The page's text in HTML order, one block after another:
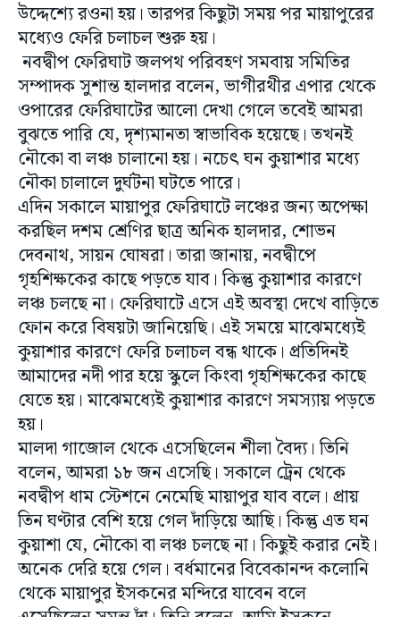
উদ্দেশ্যে রওনা হয়। তারপর কিছুটা সময় পর মায়াপুরের
মধ্যেও ফেরি চলাচল শুরু হয়।
নবদ্বীপ ফেরিঘাট জলপথ পরিবহণ সমবায় সমিতির
সম্পাদক সুশান্ত হালদার বলেন, ভাগীরথীর এপার থেকে
ওপারের ফেরিঘাটের আলো দেখা গেলে তবেই আমরা
বুঝতে পারি যে, দৃশ্যমানতা স্বাভাবিক হয়েছে। তখনই
নৌকো বা লঞ্চ চালানো হয়। নচেৎ ঘন কুয়াশার মধ্যে
নৌকা চালালে দুর্ঘটনা ঘটতে পারে।
এদিন সকালে মায়াপুর ফেরিঘাটে লঞ্চের জন্য অপেক্ষা
করছিল দশম শ্রেণির ছাত্র অনিক হালদার, শোভন
দেবনাথ, সায়ন ঘোষরা। তারা জানায়, নবদ্বীপে
গৃহশিক্ষকের কাছে পড়তে যাব। কিন্তু কুয়াশার কারণে
লঞ্চ চলছে না। ফেরিঘাটে এসে এই অবস্থা দেখে বাড়িতে
ফোন করে বিষয়টা জানিয়েছি। এই সময়ে মাঝেমধ্যেই
কুয়াশার কারণে ফেরি চলাচল বন্ধ থাকে। প্রতিদিনই
আমাদের নদী পার হয়ে স্কুলে কিংবা গৃহশিক্ষকের কাছে
যেতে হয়। মাঝেমধ্যেই কুয়াশার কারণে সমস্যায় পড়তে
হয়।
মালদা গাজোল থেকে এসেছিলেন শীলা বৈদ্য। তিনি
বলেন, আমরা ১৮ জন এসেছি। সকালে ট্রেন থেকে
নবদ্বীপ ধাম স্টেশনে নেমেছি মায়াপুর যাব বলে। প্রায়
তিন ঘণ্টার বেশি হয়ে গেল দাঁড়িয়ে আছি। কিন্তু এত ঘন
কুয়াশা যে, নৌকো বা লঞ্চ চলছে না। কিছুই করার নেই।
অনেক দেরি হয়ে গেল। বর্ধমানের বিবেকানন্দ কলোনি
থেকে মায়াপুর ইসকনের মন্দিরে যাবেন বলে